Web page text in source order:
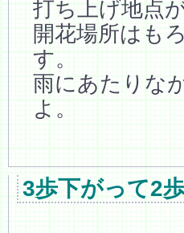
打ち上げ地点
開花場所はも
す。
雨にあたりな
よ。
3歩下がって2